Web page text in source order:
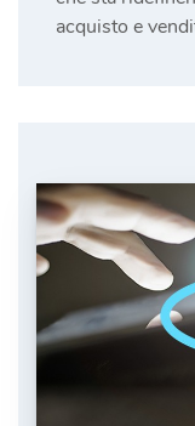
acquisto e